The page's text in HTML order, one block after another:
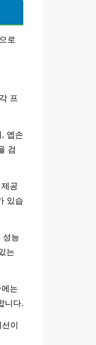
로
프
엡손
검
공
있습
성능
는
는
니다.
이